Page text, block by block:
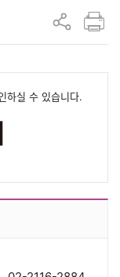
공유하기
인쇄하기
하실 수 있습니다.